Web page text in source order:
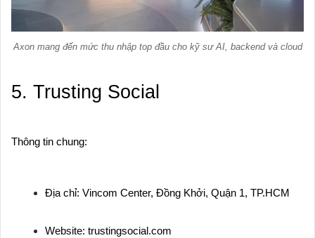
Axon mang đến mức thu nhập top đầu cho kỹ sư AI, backend và cloud
5. Trusting Social
Thông tin chung:
Địa chỉ: Vincom Center, Đồng Khởi, Quận 1, TP.HCM
Website: trustingsocial.com